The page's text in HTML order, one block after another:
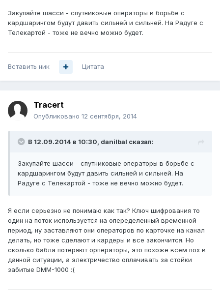
Закупайте шасси - спутниковые операторы в борьбе с
кардшарингом будут давить сильней и сильней. На Радуге с
Телекартой - тоже не вечно можно будет.
Вставить ник Цитата
Tracert
Опубликовано 12 сентября, 2014
В 12.09.2014 в 10:30, danilbal сказал:
Закупайте шасси - спутниковые операторы в борьбе с
кардшарингом будут давить сильней и сильней. На
Радуге с Телекартой - тоже не вечно можно будет.
Я если серьезно не понимаю как так? Ключ шифрования то
один на поток используется на опеределенный временной
период, ну заставляют они операторов по карточке на канал
делать, но тоже сделают и кардеры и все закончится. Но
сколько бабла потеряют орператоры, это похоже всем пох в
данной ситуации, а электричество оплачивать за стойки
забитые DMM-1000 :(